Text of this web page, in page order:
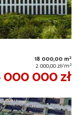
18 000,00 m2
2 000,00 zł/m2
000 000 zł